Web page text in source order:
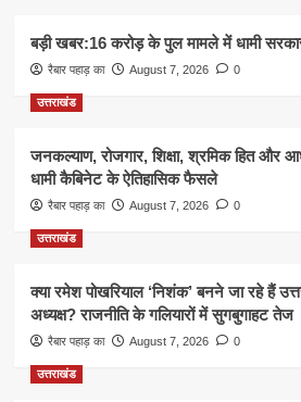
बड़ी खबर:16 करोड़ के पुल मामले में धामी
रैबार पहाड़ का August 7, 2026 0
उत्तराखंड
जनकल्याण, रोजगार, शिक्षा, श्रमिक हित और
धामी कैबिनेट के ऐतिहासिक फैसले
रैबार पहाड़ का August 7, 2026 0
उत्तराखंड
क्या रमेश पोखरियाल ‘निशंक’ बनने जा रहे हैं
अध्यक्ष? राजनीति के गलियारों में सुगबुगाहट तेज
रैबार पहाड़ का August 7, 2026 0
उत्तराखंड